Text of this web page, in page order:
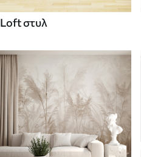
Loft στυλ